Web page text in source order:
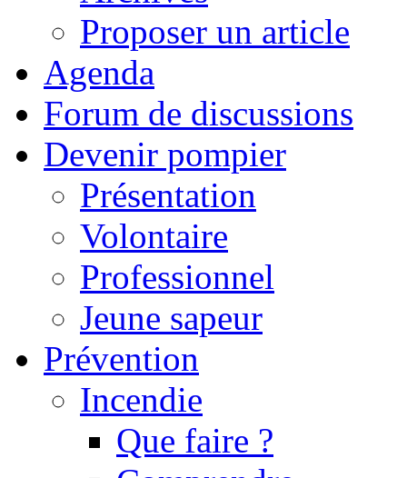
Proposer un article
Agenda
Forum de discussions
Devenir pompier
Présentation
Volontaire
Professionnel
Jeune sapeur
Prévention
Incendie
Que faire ?